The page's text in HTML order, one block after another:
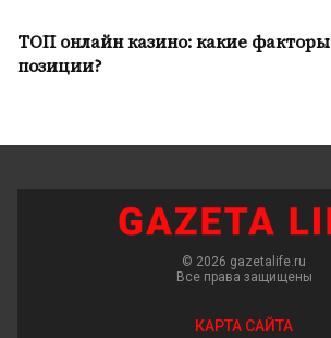
ТОП онлайн казино: какие
позиции?
© 2026 gazetalife.ru
Все права защищены
КАРТА САЙТА